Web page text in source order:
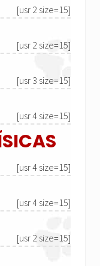
[usr 2 size=15]
[usr 2 size=15]
[usr 3 size=15]
[usr 4 size=15]
[usr 4 size=15]
[usr 4 size=15]
[usr 2 size=15]